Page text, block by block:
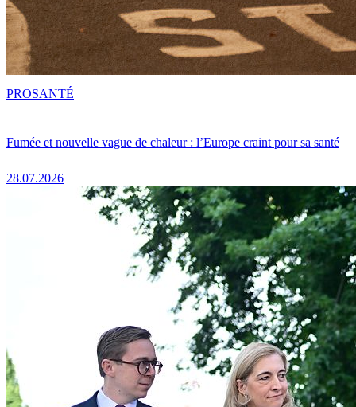
Fumée et nouvelle vague de chaleur : l’Europe craint pour sa santé
28.07.2026
PROSANTÉ